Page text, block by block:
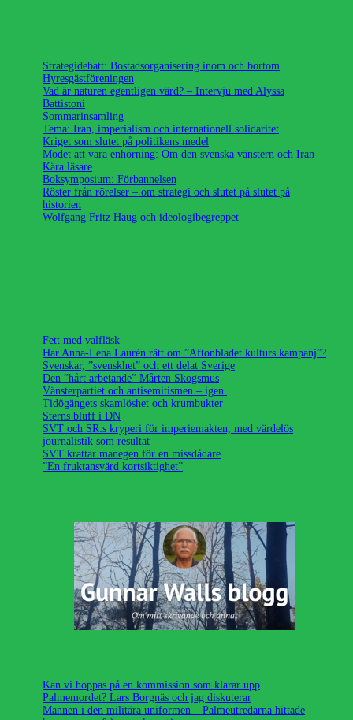
Strategidebatt: Bostadsorganisering inom och bortom
Hyresgästföreningen
Vad är naturen egentligen värd? – Intervju med Alyssa
Battistoni
Sommarinsamling
Tema: Iran, imperialism och internationell solidaritet
Kriget som slutet på politikens medel
Modet att vara enhörning: Om den svenska vänstern och Iran
Kära läsare
Boksymposium: Förbannelsen
Röster från rörelser – om strategi och slutet på slutet på
historien
Wolfgang Fritz Haug och ideologibegreppet
Fett med valfläsk
Har Anna-Lena Laurén rätt om ”Aftonbladet kulturs kampanj”?
Svenskar, ”svenskhet” och ett delat Sverige
Den ”hårt arbetande” Mårten Skogsmus
Vänsterpartiet och antisemitismen – igen.
Tidögängets skamlöshet och krumbukter
Sterns bluff i DN
SVT och SR:s kryperi för imperiemakten, med värdelös
journalistik som resultat
SVT krattar manegen för en missdådare
”En fruktansvärd kortsiktighet”
Kan vi hoppas på en kommission som klarar upp
Palmemordet? Lars Borgnäs och jag diskuterar
Mannen i den militära uniformen – Palmeutredarna hittade